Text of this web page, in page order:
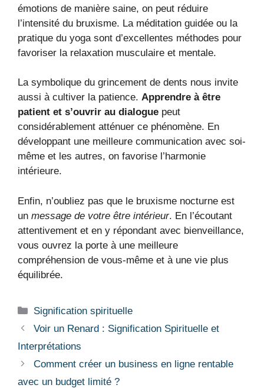
émotions de manière saine, on peut réduire
l’intensité du bruxisme. La méditation guidée ou la
pratique du yoga sont d’excellentes méthodes pour
favoriser la relaxation musculaire et mentale.
La symbolique du grincement de dents nous invite
aussi à cultiver la patience. Apprendre à être
patient et s’ouvrir au dialogue peut
considérablement atténuer ce phénomène. En
développant une meilleure communication avec soi-
même et les autres, on favorise l’harmonie
intérieure.
Enfin, n’oubliez pas que le bruxisme nocturne est
un message de votre être intérieur. En l’écoutant
attentivement et en y répondant avec bienveillance,
vous ouvrez la porte à une meilleure
compréhension de vous-même et à une vie plus
équilibrée.
Catégories
Signification spirituelle
Voir un Renard : Signification Spirituelle et
Interprétations
Comment créer un business en ligne rentable
avec un budget limité ?